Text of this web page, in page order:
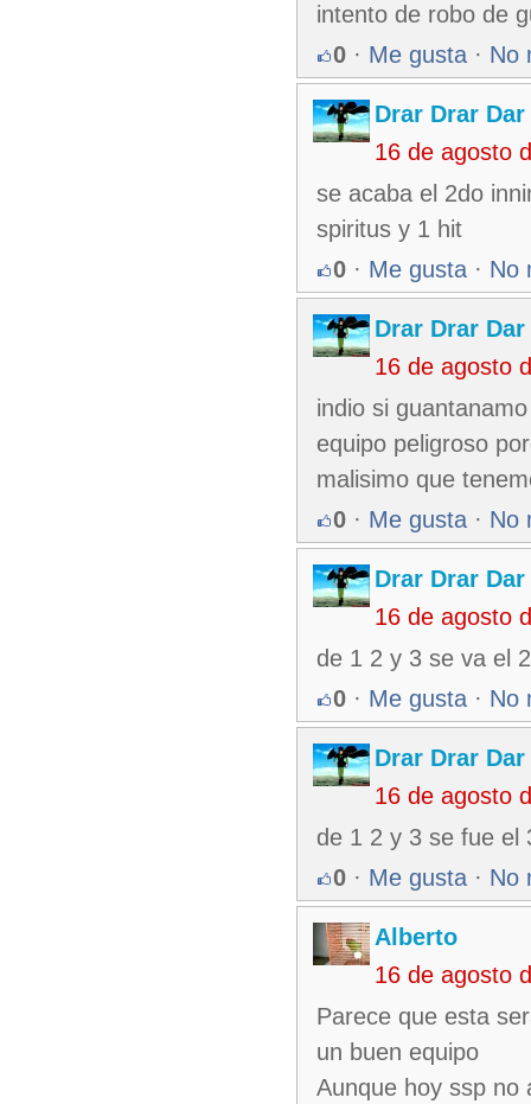
intento de robo de
0 · Me gusta · No
Drar Drar Dar
16 de agosto
se acaba el 2do
spiritus y 1 hit
0 · Me gusta · No
Drar Drar Dar
16 de agosto
indio si
equipo peligroso
malisimo que
0 · Me gusta · No
Drar Drar Dar
16 de agosto
de 1 2 y 3 se va el
0 · Me gusta · No
Drar Drar Dar
16 de agosto
de 1 2 y 3 se fue el
0 · Me gusta · No
Alberto
16 de agosto
Parece que esta
un buen equipo
Aunque hoy ssp no